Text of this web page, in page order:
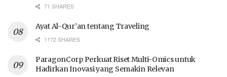
71 SHARES
Ayat Al-Qur’an tentang Traveling
1172 SHARES
ParagonCorp Perkuat Riset Multi-Omics untuk
Hadirkan Inovasi yang Semakin Relevan